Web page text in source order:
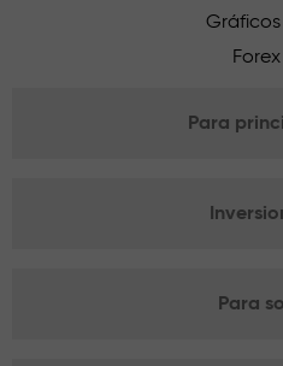
Gráficos
Para
Para